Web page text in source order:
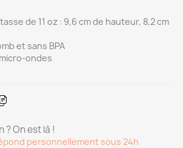
de 11 oz : 9,6 cm de hauteur, 8,2 cm
et sans BPA
ondes
? On est là !
personnellement sous 24h